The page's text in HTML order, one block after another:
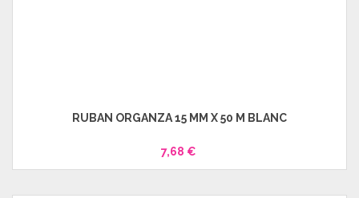
RUBAN ORGANZA 15 MM X 50 M BLANC
7,68 €